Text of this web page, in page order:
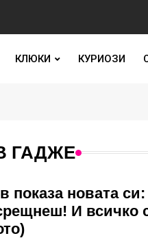
КЛЮКИ КУРИОЗИ
ГАДЖЕ
показа новата
И всичко